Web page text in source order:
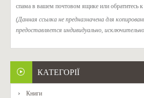
спама в вашем почтовом ящике или обратитесь
(Данная ссылка не предназначена для
предоставляется индивидуально,
КАТЕГОРІЇ
Книги